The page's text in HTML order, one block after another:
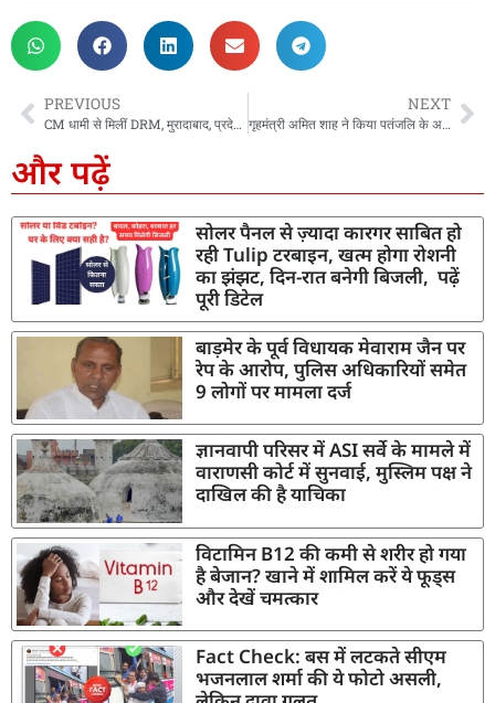
PREVIOUS
CM धामी से मिलीं DRM, मुरादाबाद, प्रदेश में प्रगतिरत रेल परियोजनाओं और भविष्य की आवश्यकताओं पर हुई विस्तार से चर्चा
NEXT
गृहमंत्री अमित शाह ने किया पतंजलि के अस्पताल का उद्घाटन, गायत्री परिवार के शताब्दी समारोह में की शिरकत, CM धामी भी रहे मौजूद
और पढ़ें
सोलर पैनल से ज़्यादा कारगर साबित हो
रही Tulip टरबाइन, खत्म होगा रोशनी
का झंझट, दिन-रात बनेगी बिजली, पढ़ें
पूरी डिटेल
बाड़मेर के पूर्व विधायक मेवाराम जैन पर
रेप के आरोप, पुलिस अधिकारियों समेत
9 लोगों पर मामला दर्ज
ज्ञानवापी परिसर में ASI सर्वे के मामले में
वाराणसी कोर्ट में सुनवाई, मुस्लिम पक्ष ने
दाखिल की है याचिका
विटामिन B12 की कमी से शरीर हो गया
है बेजान? खाने में शामिल करें ये फूड्स
और देखें चमत्कार
Fact Check: बस में लटकते सीएम
भजनलाल शर्मा की ये फोटो असली,